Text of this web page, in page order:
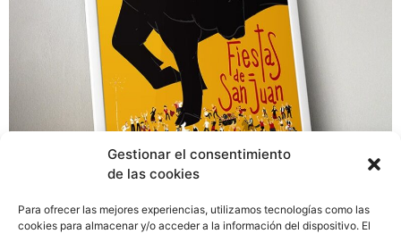
Gestionar el consentimiento
de las cookies
Para ofrecer las mejores experiencias, utilizamos tecnologías como las
cookies para almacenar y/o acceder a la información del dispositivo. El
Hacía ya tiempo que no nos presentábamos a
concursos públicos y nos apeteció probar suerte para ir
dando nuestros primeros pasos como colectivo. Así que